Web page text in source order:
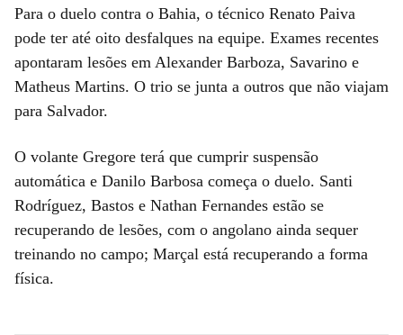
Para o duelo contra o Bahia, o técnico Renato Paiva
pode ter até oito desfalques na equipe. Exames recentes
apontaram lesões em Alexander Barboza, Savarino e
Matheus Martins. O trio se junta a outros que não viajam
para Salvador.
O volante Gregore terá que cumprir suspensão
automática e Danilo Barbosa começa o duelo. Santi
Rodríguez, Bastos e Nathan Fernandes estão se
recuperando de lesões, com o angolano ainda sequer
treinando no campo; Marçal está recuperando a forma
física.